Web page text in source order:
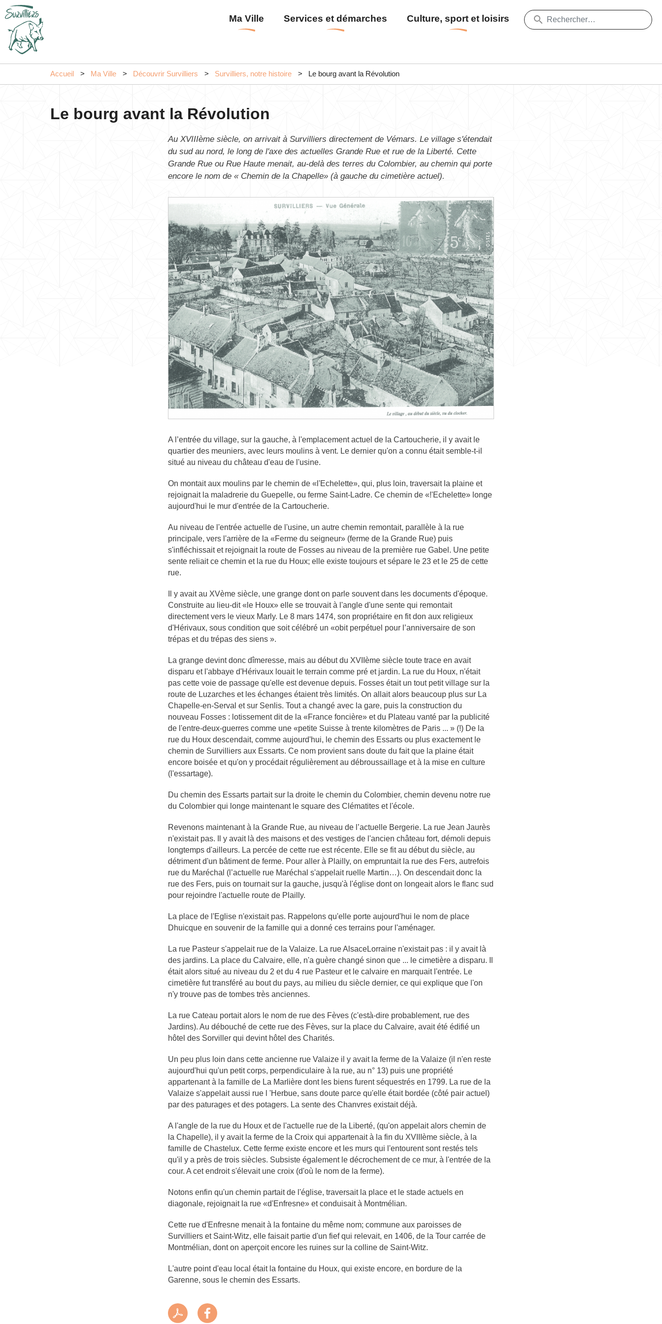
au
contenu
Menu
principal
Ma Ville Services et démarches Culture, sport et loisirs
Accueil Ma Ville Découvrir Survilliers Survilliers, notre histoire Le bourg avant la Révolution
Le bourg avant la Révolution
Au XVIIIème siècle, on arrivait à Survilliers directement de Vémars. Le village s'étendait
du sud au nord, le long de l'axe des actuelles Grande Rue et rue de la Liberté. Cette
Grande Rue ou Rue Haute menait, au-delà des terres du Colombier, au chemin qui porte
encore le nom de « Chemin de la Chapelle» (à gauche du cimetière actuel).
A l’entrée du village, sur la gauche, à l'emplacement actuel de la Cartoucherie, il y avait le
quartier des meuniers, avec leurs moulins à vent. Le dernier qu'on a connu était semble-t-il
situé au niveau du château d'eau de l'usine.
On montait aux moulins par le chemin de «l'Echelette», qui, plus loin, traversait la plaine et
rejoignait la maladrerie du Guepelle, ou ferme Saint-Ladre. Ce chemin de «!'Echelette» longe
aujourd'hui le mur d'entrée de la Cartoucherie.
Au niveau de l'entrée actuelle de l'usine, un autre chemin remontait, parallèle à la rue
principale, vers l'arrière de la «Ferme du seigneur» (ferme de la Grande Rue) puis
s'infléchissait et rejoignait la route de Fosses au niveau de la première rue Gabel. Une petite
sente reliait ce chemin et la rue du Houx; elle existe toujours et sépare le 23 et le 25 de cette
rue.
Il y avait au XVème siècle, une grange dont on parle souvent dans les documents d'époque.
Construite au lieu-dit «le Houx» elle se trouvait à l'angle d'une sente qui remontait
directement vers le vieux Marly. Le 8 mars 1474, son propriétaire en fit don aux religieux
d'Hérivaux, sous condition que soit célébré un «obit perpétuel pour l’anniversaire de son
trépas et du trépas des siens ».
La grange devint donc dîmeresse, mais au début du XVIIème siècle toute trace en avait
disparu et l'abbaye d'Hérivaux louait le terrain comme pré et jardin. La rue du Houx, n'était
pas cette voie de passage qu'elle est devenue depuis. Fosses était un tout petit village sur la
route de Luzarches et les échanges étaient très limités. On allait alors beaucoup plus sur La
Chapelle-en-Serval et sur Senlis. Tout a changé avec la gare, puis la construction du
nouveau Fosses : lotissement dit de la «France foncière» et du Plateau vanté par la publicité
de l'entre-deux-guerres comme une «petite Suisse à trente kilomètres de Paris ... » (!) De la
rue du Houx descendait, comme aujourd'hui, le chemin des Essarts ou plus exactement le
chemin de Survilliers aux Essarts. Ce nom provient sans doute du fait que la plaine était
encore boisée et qu'on y procédait régulièrement au débroussaillage et à la mise en culture
(l'essartage).
Du chemin des Essarts partait sur la droite le chemin du Colombier, chemin devenu notre rue
du Colombier qui longe maintenant le square des Clématites et l'école.
Revenons maintenant à la Grande Rue, au niveau de l’actuelle Bergerie. La rue Jean Jaurès
n'existait pas. Il y avait là des maisons et des vestiges de l'ancien château fort, démoli depuis
longtemps d'ailleurs. La percée de cette rue est récente. Elle se fit au début du siècle, au
détriment d'un bâtiment de ferme. Pour aller à Plailly, on empruntait la rue des Fers, autrefois
rue du Maréchal (l’actuelle rue Maréchal s'appelait ruelle Martin…). On descendait donc la
rue des Fers, puis on tournait sur la gauche, jusqu'à l'église dont on longeait alors le flanc sud
pour rejoindre l'actuelle route de Plailly.
La place de l'Eglise n'existait pas. Rappelons qu'elle porte aujourd'hui le nom de place
Dhuicque en souvenir de la famille qui a donné ces terrains pour l'aménager.
La rue Pasteur s'appelait rue de la Valaize. La rue Alsace­Lorraine n'existait pas : il y avait là
des jardins. La place du Calvaire, elle, n'a guère changé sinon que ... le cimetière a disparu. Il
était alors situé au niveau du 2 et du 4 rue Pasteur et le calvaire en marquait l'entrée. Le
cimetière fut transféré au bout du pays, au milieu du siècle dernier, ce qui explique que l'on
n'y trouve pas de tombes très anciennes.
La rue Cateau portait alors le nom de rue des Fèves (c'est­à-dire probablement, rue des
Jardins). Au débouché de cette rue des Fèves, sur la place du Calvaire, avait été édifié un
hôtel des Sorviller qui devint hôtel des Charités.
Un peu plus loin dans cette ancienne rue Valaize il y avait la ferme de la Valaize (il n'en reste
aujourd'hui qu'un petit corps, perpendiculaire à la rue, au n° 13) puis une propriété
appartenant à la famille de La Marlière dont les biens furent séquestrés en 1799. La rue de la
Valaize s'appelait aussi rue l 'Herbue, sans doute parce qu'elle était bordée (côté pair actuel)
par des paturages et des potagers. La sente des Chanvres existait déjà.
A l'angle de la rue du Houx et de l'actuelle rue de la Liberté, (qu'on appelait alors chemin de
la Chapelle), il y avait la ferme de la Croix qui appartenait à la fin du XVIIIème siècle, à la
famille de Chastelux. Cette ferme existe encore et les murs qui l'entourent sont restés tels
qu'il y a près de trois siècles. Subsiste également le décrochement de ce mur, à l'entrée de la
cour. A cet endroit s'élevait une croix (d'où le nom de la ferme).
Notons enfin qu'un chemin partait de l'église, traversait la place et le stade actuels en
diagonale, rejoignait la rue «d'Enfresne» et conduisait à Montmélian.
Cette rue d'Enfresne menait à la fontaine du même nom; commune aux paroisses de
Survilliers et Saint-Witz, elle faisait partie d'un fief qui relevait, en 1406, de la Tour carrée de
Montmélian, dont on aperçoit encore les ruines sur la col­line de Saint-Witz.
L'autre point d'eau local était la fontaine du Houx, qui existe encore, en bordure de la
Garenne, sous le chemin des Essarts.